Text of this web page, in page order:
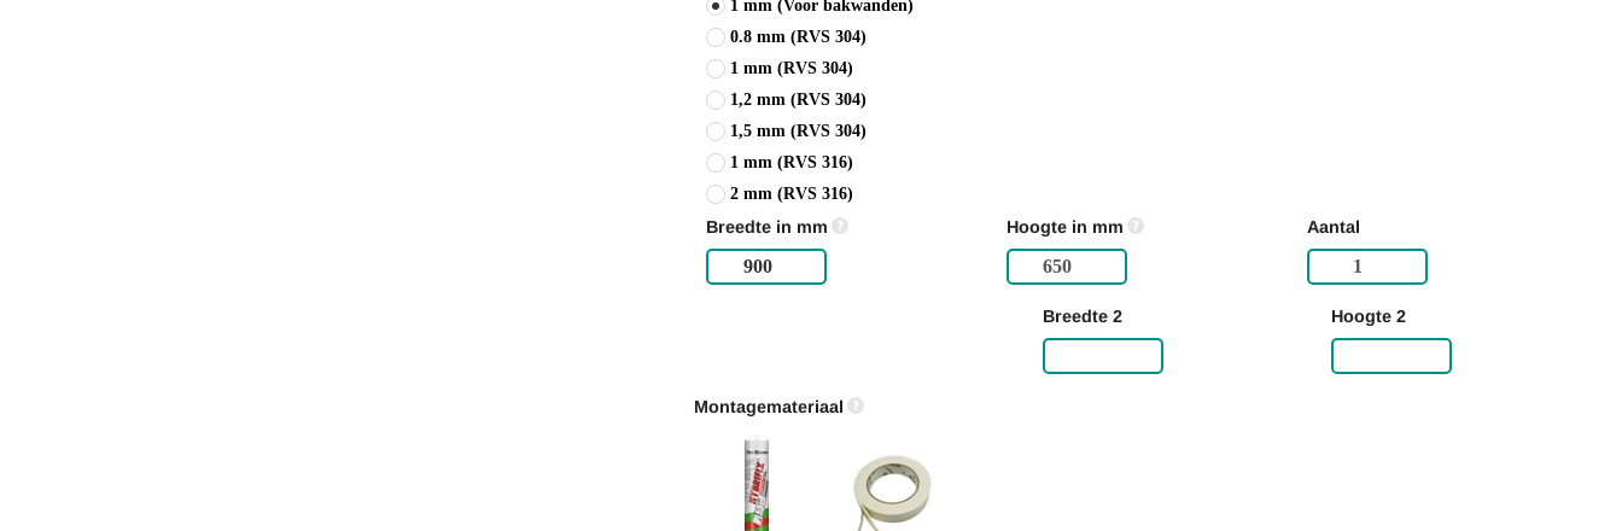
1 mm (Voor bakwanden)
0.8 mm (RVS 304)
1 mm (RVS 304)
1,2 mm (RVS 304)
1,5 mm (RVS 304)
1 mm (RVS 316)
2 mm (RVS 316)
Breedte in mm Hoogte in mm Aantal
Breedte 2 Hoogte 2
Montagemateriaal